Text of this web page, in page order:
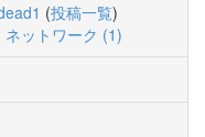
(投稿一覧)
ネットワーク (1)